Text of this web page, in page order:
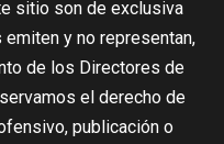
sitio son de exclusiva
y no representan,
de los Directores de
el derecho de
publicación o